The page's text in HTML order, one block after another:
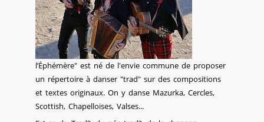
l’Éphémère" est né de l'envie commune de proposer
un répertoire à danser "trad" sur des compositions
et textes originaux. On y danse Mazurka, Cercles,
Scottish, Chapelloises, Valses...